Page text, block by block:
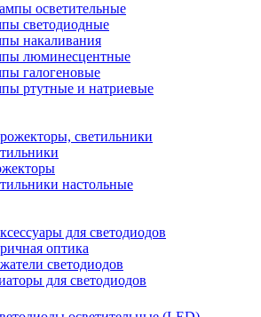
осветительные
светодиодные
накаливания
люминесцентные
галогеновые
ртутные и натриевые
светильники
настольные
для светодиодов
оптика
светодиодов
для светодиодов